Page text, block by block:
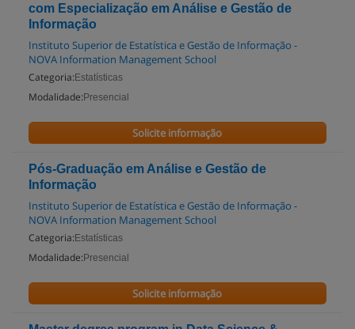
com Especialização em Análise e Gestão de
Informação
Instituto Superior de Estatística e Gestão de Informação -
NOVA Information Management School
Categoria: Estatísticas
Modalidade: Presencial
Solicite informação
Pós-Graduação em Análise e Gestão de
Informação
Instituto Superior de Estatística e Gestão de Informação -
NOVA Information Management School
Categoria: Estatísticas
Modalidade: Presencial
Solicite informação